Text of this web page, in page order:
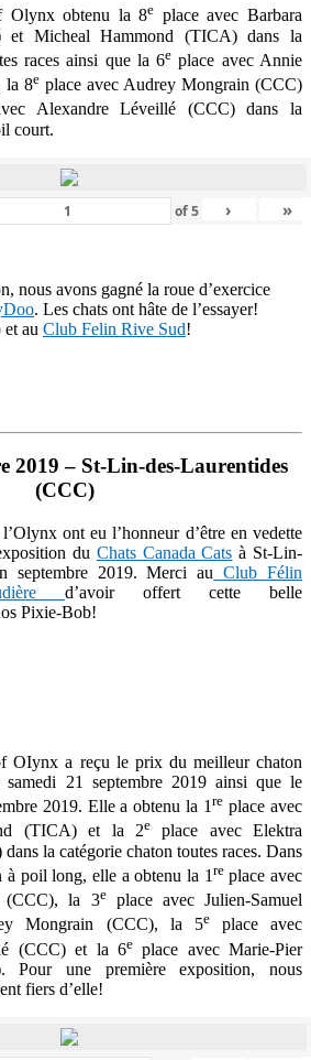
Olynx obtenu la 8e place avec Barbara
et Micheal Hammond (TICA) dans la
races ainsi que la 6e place avec Annie
la 8e place avec Audrey Mongrain (CCC)
Alexandre Léveillé (CCC) dans la
court.
of5 › »
nous avons gagné la roue d’exercice
. Les chats ont hâte de l’essayer!
au Club Felin Rive Sud!
2019 – St-Lin-des-Laurentides
(CCC)
ont eu l’honneur d’être en vedette
du Chats Canada Cats à St-Lin-
septembre 2019. Merci au Club Félin
d’avoir offert cette belle
Pixie-Bob!
OIynxa reçu le prix du meilleur chaton
21 septembre 2019 ainsi que le
2019. Elle a obtenu la 1re place avec
(TICA) et la 2eplace avec Elektra
la catégorie chaton toutes races. Dans
à poil long, elle a obtenu la 1 replace avec
(CCC), la 3eplace avec Julien-Samuel
Mongrain (CCC), la 5eplace avec
(CCC) et la 6eplace avec Marie-Pier
Pour une première exposition, nous
fiers d’elle!